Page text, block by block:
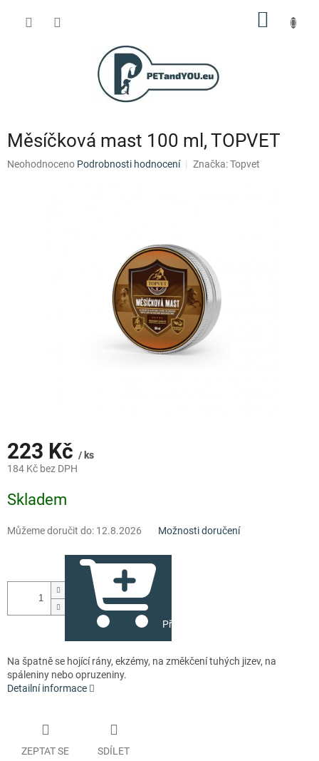
Měsíčková mast 100 ml, TOPVET
Průměrné
Neohodnoceno Podrobnosti hodnocení Značka:Topvet
223 Kč / ks
184 Kč bez DPH
cena:
Skladem
Můžeme doručit do: 12.8.2026 Možnosti doručení
Přidat do košíku
Na špatně se hojící rány, ekzémy, na změkčení tuhých jizev, na
spáleniny nebo opruzeniny.
Detailní informace
ZEPTAT SE SDÍLET